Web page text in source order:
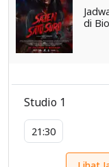
di
Studio 1
21:30